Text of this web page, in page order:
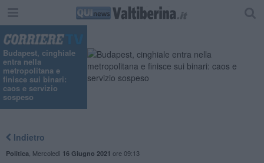
Budapest, cinghiale
entra nella
metropolitana e
finisce sui binari:
caos e servizio
sospeso
Indietro
Politica Mercoledì 16 Giugno 2021 ore 09:13